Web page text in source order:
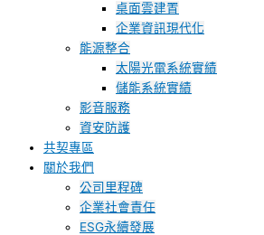
桌面雲建置
企業資訊現代化
能源整合
太陽光電系統實績
儲能系統實績
影音服務
資安防護
共契專區
關於我們
公司里程碑
企業社會責任
ESG永續發展